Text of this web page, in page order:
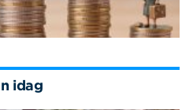
idag